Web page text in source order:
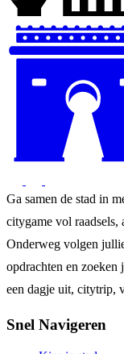
Ga samen de stad in
citygame vol raadsels,
Onderweg volgen
opdrachten en zoeken
een dagje uit, citytrip,
Snel Navigeren